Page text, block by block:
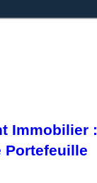
Immobilier :
Portefeuille